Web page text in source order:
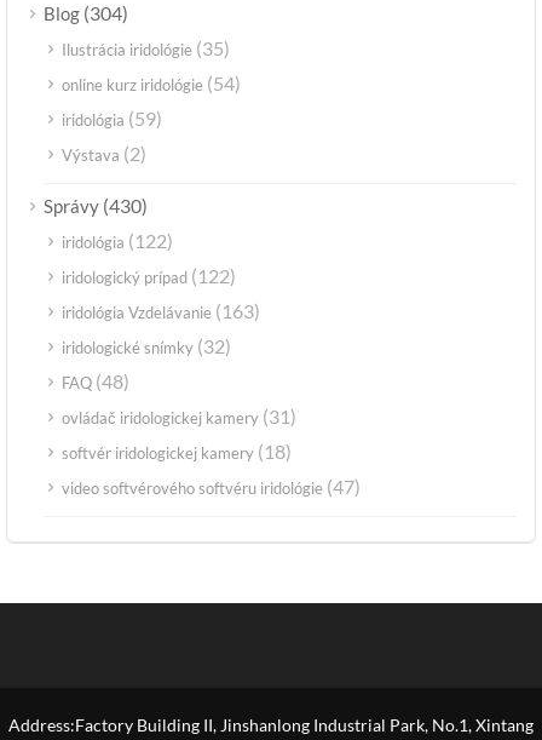
Blog (304)
Ilustrácia iridológie (35)
online kurz iridológie (54)
iridológia (59)
Výstava (2)
Správy (430)
iridológia (122)
iridologický prípad (122)
iridológia Vzdelávanie (163)
iridologické snímky (32)
FAQ (48)
ovládač iridologickej kamery (31)
softvér iridologickej kamery (18)
video softvérového softvéru iridológie (47)
Address:Factory Building II, Jinshanlong Industrial Park, No.1, Xintang